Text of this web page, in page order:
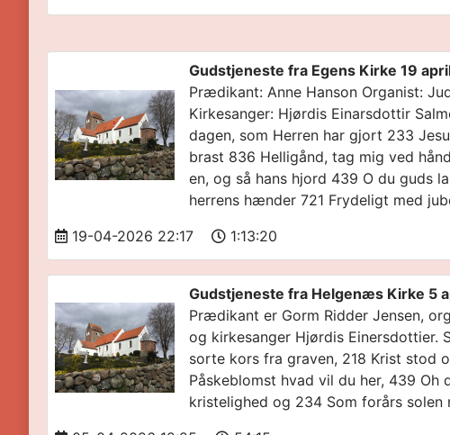
Gudstjeneste fra Egens Kirke 19
Prædikant: Anne Hanson Organist:
Kirkesanger: Hjørdis Einarsdottir
dagen, som Herren har gjort 233
brast 836 Helligånd, tag mig ved
en, og så hans hjord 439 O du guds
herrens hænder 721 Frydeligt med
19-04-2026 22:17 1:13:20
Gudstjeneste fra Helgenæs Kirke 5
Prædikant er Gorm Ridder Jensen,
og kirkesanger Hjørdis Einersdottier.
sorte kors fra graven, 218 Krist stod
Påskeblomst hvad vil du her, 439 Oh
kristelighed og 234 Som forårs solen